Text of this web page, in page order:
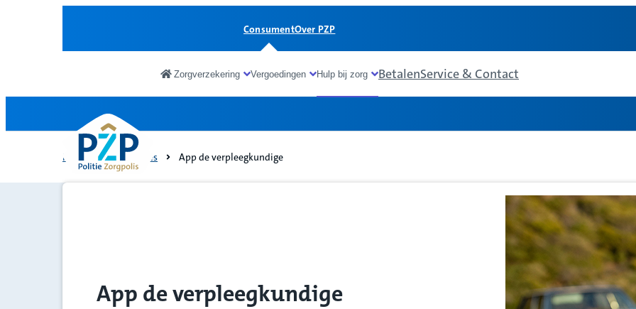
ConsumentOver PZP
Consument
Zorgverzekering Vergoedingen Hulp bij zorg BetalenService & Contact
Home Zorgadvies App de verpleegkundige
App de verpleegkundige